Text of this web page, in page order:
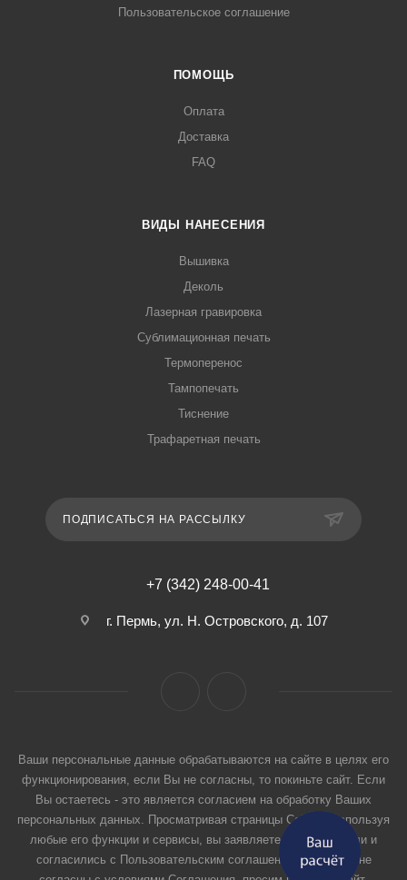
Пользовательское соглашение
ПОМОЩЬ
Оплата
Доставка
FAQ
ВИДЫ НАНЕСЕНИЯ
Вышивка
Деколь
Лазерная гравировка
Сублимационная печать
Термоперенос
Тампопечать
Тиснение
Трафаретная печать
ПОДПИСАТЬСЯ НА РАССЫЛКУ
+7 (342) 248-00-41
г. Пермь, ул. Н. Островского, д. 107
Ваши персональные данные обрабатываются на сайте в целях его
функционирования, если Вы не согласны, то покиньте сайт. Если
Вы остаетесь - это является согласием на обработку Ваших
персональных данных. Просматривая страницы Сайта и используя
любые его функции и сервисы, вы заявляете, что прочитали и
согласились с Пользовательским соглашением. Если вы не